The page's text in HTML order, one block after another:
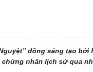
đồng sáng tạo
nhân lịch sử qua